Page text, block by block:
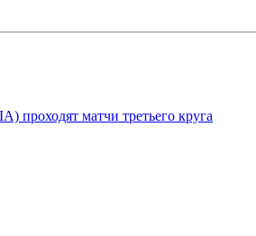
проходят матчи третьего круга